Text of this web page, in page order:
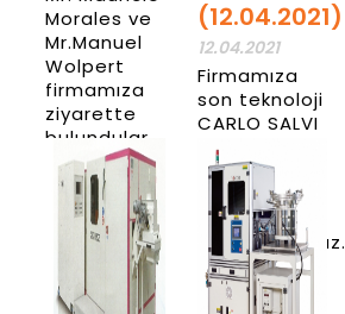
Morales ve
Mr.Manuel
Wolpert
firmamıza
ziyarette
bulundular
Haber
Detay
(12.04.2021)
12.04.2021
Firmamıza
son teknoloji
CARLO SALVI
CS002
perçin presi
makinesini
almış
bulunmaktayız.
Haber
Detay